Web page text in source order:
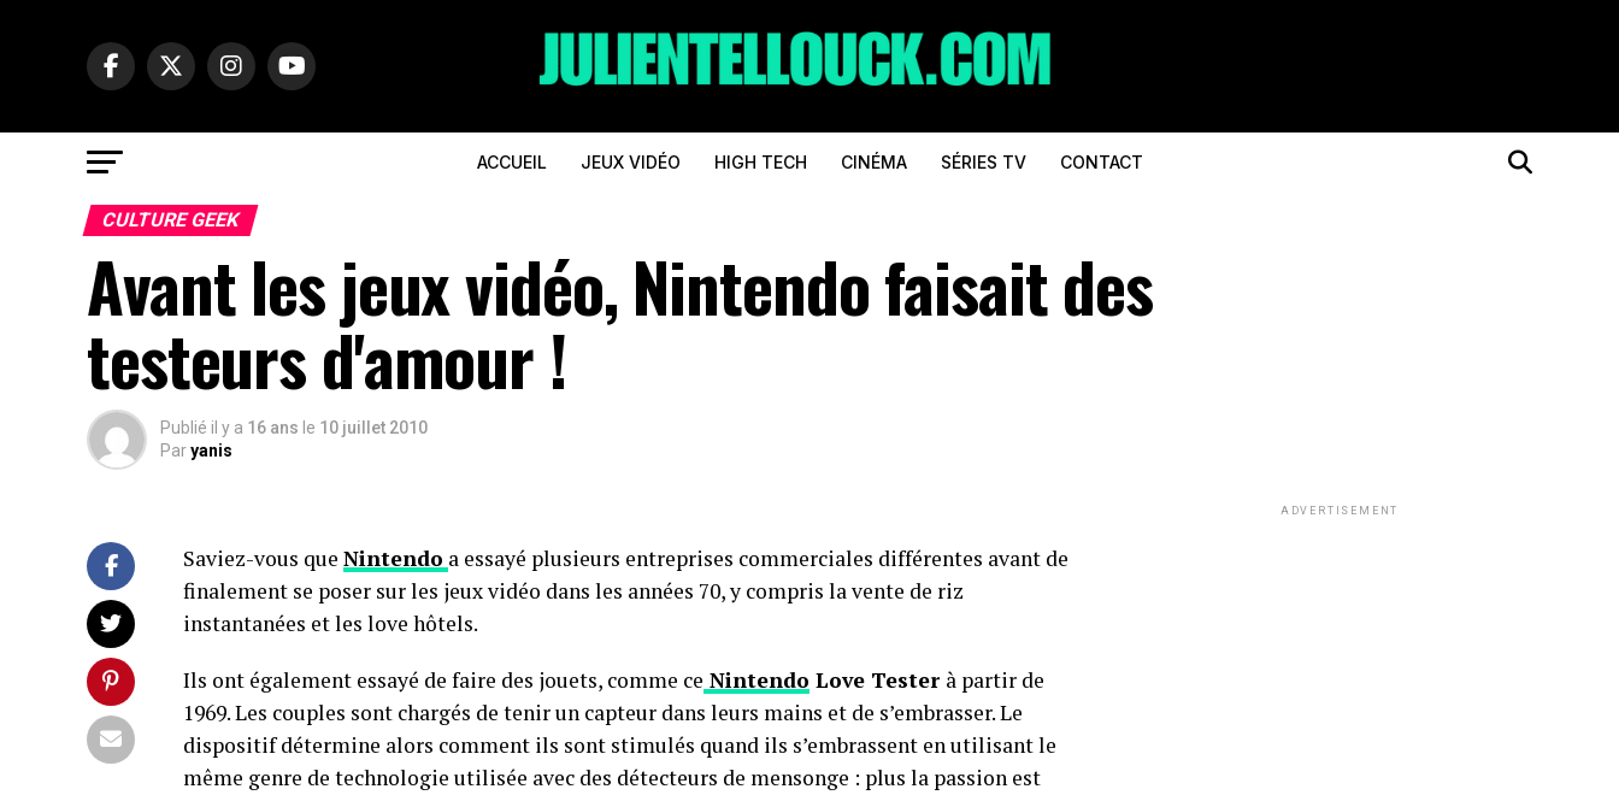
ACCUEIL JEUX VIDÉO HIGH TECH CINÉMA SÉRIES TV CONTACT
CULTURE GEEK
Avant les jeux vidéo, Nintendo faisait des
testeurs d'amour !
Publié il y a 16 ans le 10 juillet 2010
Paryanis
Saviez-vous que Nintendo a essayé plusieurs entreprises commerciales différentes avant de
finalement se poser sur les jeux vidéo dans les années 70, y compris la vente de riz
instantanées et les love hôtels.
Ils ont également essayé de faire des jouets, comme ce Nintendo Love Tester à partir de
1969. Les couples sont chargés de tenir un capteur dans leurs mains et de s’embrasser. Le
dispositif détermine alors comment ils sont stimulés quand ils s’embrassent en utilisant le
même genre de technologie utilisée avec des détecteurs de mensonge : plus la passion est
ADVERTISEMENT